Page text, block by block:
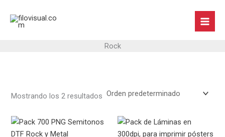
contenido
Rock
Mostrando los 2 resultados